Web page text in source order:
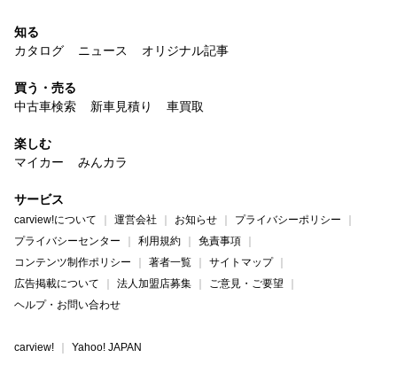
知る
カタログ
ニュース オリジナル記事
買う・売る
中古車検索
新車見積り 車買取
楽しむ
マイカー
みんカラ
サービス
carview!について 運営会社 お知らせ
プライバシーポリシー
プライバシーセンター
利用規約
免責事項
コンテンツ制作ポリシー
著者一覧
サイトマップ
広告掲載について
法人加盟店募集
ご意見・ご要望
ヘルプ・お問い合わせ
carview! Yahoo! JAPAN